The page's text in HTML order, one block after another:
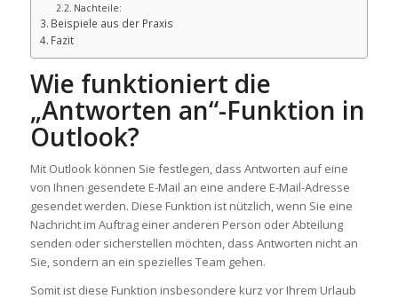
Nachteile:
Beispiele aus der Praxis
Fazit
Wie funktioniert die
„Antworten an“-Funktion in
Outlook?
Mit Outlook können Sie festlegen, dass Antworten auf eine
von Ihnen gesendete E-Mail an eine andere E-Mail-Adresse
gesendet werden. Diese Funktion ist nützlich, wenn Sie eine
Nachricht im Auftrag einer anderen Person oder Abteilung
senden oder sicherstellen möchten, dass Antworten nicht an
Sie, sondern an ein spezielles Team gehen.
Somit ist diese Funktion insbesondere kurz vor Ihrem Urlaub